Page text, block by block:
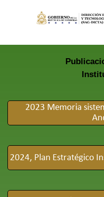
2023 Memoria
2024, Plan Estratégico